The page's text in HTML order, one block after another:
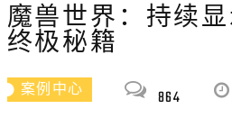
魔兽世界：持续
终极秘籍
案例中心 864